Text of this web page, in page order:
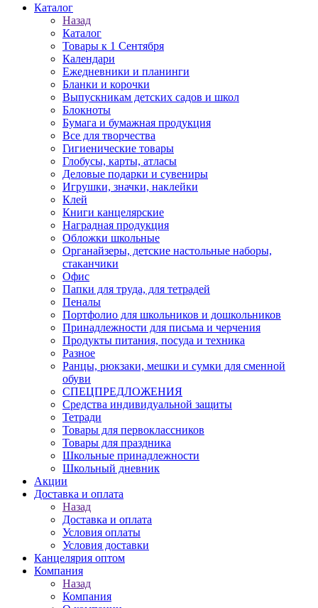
Каталог
Назад
Каталог
Товары к 1 Сентября
Календари
Ежедневники и планинги
Бланки и корочки
Выпускникам детских садов и школ
Блокноты
Бумага и бумажная продукция
Все для творчества
Гигиенические товары
Глобусы, карты, атласы
Деловые подарки и сувениры
Игрушки, значки, наклейки
Клей
Книги канцелярские
Наградная продукция
Обложки школьные
Органайзеры, детские настольные наборы,
стаканчики
Офис
Папки для труда, для тетрадей
Пеналы
Портфолио для школьников и дошкольников
Принадлежности для письма и черчения
Продукты питания, посуда и техника
Разное
Ранцы, рюкзаки, мешки и сумки для сменной
обуви
СПЕЦПРЕДЛОЖЕНИЯ
Средства индивидуальной защиты
Тетради
Товары для первоклассников
Товары для праздника
Школьные принадлежности
Школьный дневник
Акции
Доставка и оплата
Назад
Доставка и оплата
Условия оплаты
Условия доставки
Канцелярия оптом
Компания
Назад
Компания